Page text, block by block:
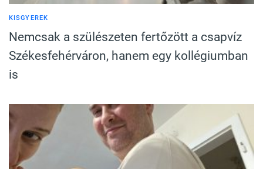
KISGYEREK
Nemcsak a szülészeten fertőzött a csapvíz
Székesfehérváron, hanem egy kollégiumban
is